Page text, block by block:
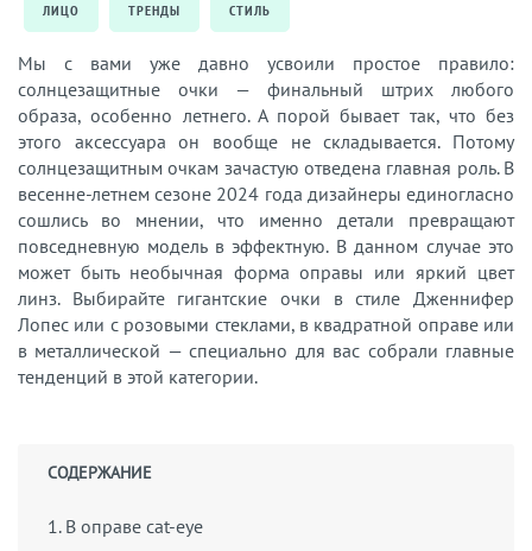
ЛИЦО ТРЕНДЫ СТИЛЬ
Мы с вами уже давно усвоили простое правило:
солнцезащитные очки — финальный штрих любого
образа, особенно летнего. А порой бывает так, что без
этого аксессуара он вообще не складывается. Потому
солнцезащитным очкам зачастую отведена главная роль. В
весенне-летнем сезоне 2024 года дизайнеры единогласно
сошлись во мнении, что именно детали превращают
повседневную модель в эффектную. В данном случае это
может быть необычная форма оправы или яркий цвет
линз. Выбирайте гигантские очки в стиле Дженнифер
Лопес или с розовыми стеклами, в квадратной оправе или
в металлической — специально для вас собрали главные
тенденций в этой категории.
СОДЕРЖАНИЕ
1. В оправе cat-eye